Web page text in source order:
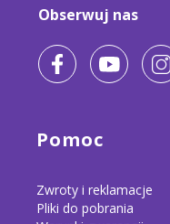
Obserwuj nas
Linki w stopce
Pomoc
Zwroty i reklamacje
Pliki do pobrania